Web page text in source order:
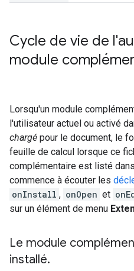
Cycle de vie de
module
Lorsqu'un module
l'utilisateur actuel ou activé
chargé pour le document, le
feuille de calcul lorsque ce
complémentaire est listé
commence à écouter les
onInstall , onOpen et
sur un élément de menu
Le module
installé.